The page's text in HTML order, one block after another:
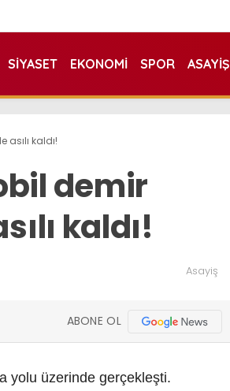
SIYASET EKONOMI SPOR ASAYIŞ
kaldı!
demir
kaldı!
Asayiş
ABONE OL
yolu üzerinde gerçekleşti.